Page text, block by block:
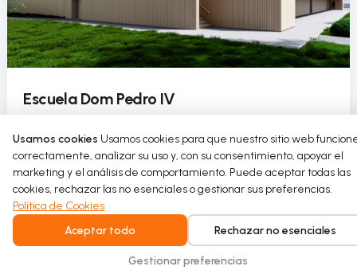
Escuela Dom Pedro IV
agua en su pabellón deportivo como parte de un
proyecto de rehabilitación sostenible.
Read more
Usamos cookies Usamos cookies para que nuestro sitio web
correctamente, analizar su uso y, con su consentimiento, apoyar el
marketing y el análisis de comportamiento. Puede aceptar todas las
cookies, rechazar las no esenciales o gestionar sus preferencias.
Política de Cookies
Aceptar todo
Rechazar no esenciales
Gestionar preferencias